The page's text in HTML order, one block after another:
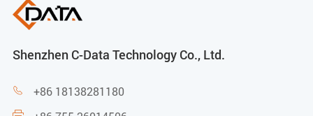
Shenzhen C-Data Technology Co., Ltd.
 +86 18138281180